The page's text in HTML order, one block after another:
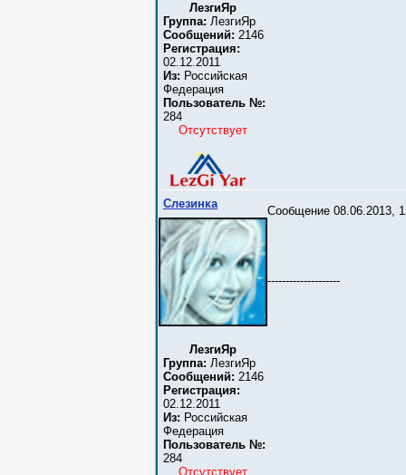
ЛезгиЯр
Группа: ЛезгиЯр
Сообщений: 2146
Регистрация:
02.12.2011
Из: Российская
Федерация
Пользователь №:
284
Отсутствует
Слезинка
Сообщение 08.06.2013,
ЛезгиЯр
Группа: ЛезгиЯр
Сообщений: 2146
Регистрация:
02.12.2011
Из: Российская
Федерация
Пользователь №:
284
Отсутствует
--------------------